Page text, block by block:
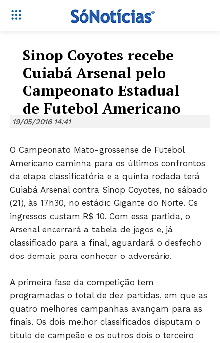
Só Notícias
Sinop Coyotes recebe
Cuiabá Arsenal pelo
Campeonato Estadual
de Futebol Americano
19/05/2016 14:41
O Campeonato Mato-grossense de Futebol
Americano caminha para os últimos confrontos
da etapa classificatória e a quinta rodada terá
Cuiabá Arsenal contra Sinop Coyotes, no sábado
(21), às 17h30, no estádio Gigante do Norte. Os
ingressos custam R$ 10. Com essa partida, o
Arsenal encerrará a tabela de jogos e, já
classificado para a final, aguardará o desfecho
dos demais para conhecer o adversário.
A primeira fase da competição tem
programadas o total de dez partidas, em que as
quatro melhores campanhas avançam para as
finais. Os dois melhor classificados disputam o
título de campeão e os outros dois o terceiro